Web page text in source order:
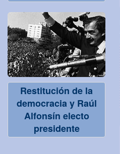
Restitución de la
democracia y Raúl
Alfonsín electo
presidente